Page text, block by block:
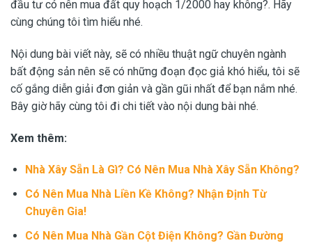
đầu tư có nên mua đất quy hoạch 1/2000 hay không?. Hãy
cùng chúng tôi tìm hiểu nhé.
Nội dung bài viết này, sẽ có nhiều thuật ngữ chuyên ngành
bất động sản nên sẽ có những đoạn đọc giả khó hiểu, tôi sẽ
cố gắng diễn giải đơn giản và gần gũi nhất để bạn nắm nhé.
Bây giờ hãy cùng tôi đi chi tiết vào nội dung bài nhé.
Xem thêm:
Nhà Xây Sẵn Là Gì? Có Nên Mua Nhà Xây Sẵn Không?
Có Nên Mua Nhà Liền Kề Không? Nhận Định Từ
Chuyên Gia!
Có Nên Mua Nhà Gần Cột Điện Không? Gần Đường